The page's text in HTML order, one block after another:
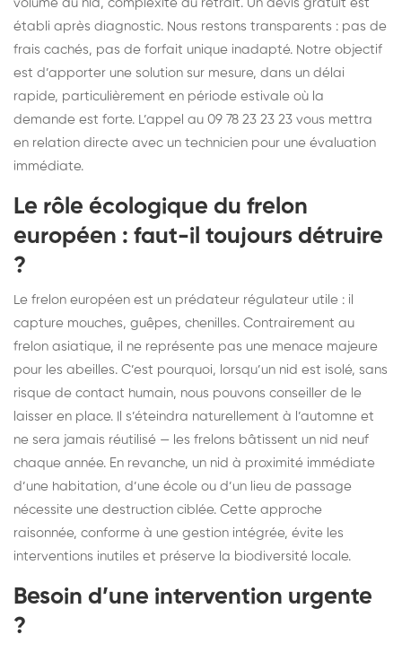
volume du nid, complexité du retrait. Un devis gratuit est
établi après diagnostic. Nous restons transparents : pas de
frais cachés, pas de forfait unique inadapté. Notre objectif
est d’apporter une solution sur mesure, dans un délai
rapide, particulièrement en période estivale où la
demande est forte. L’appel au 09 78 23 23 23 vous mettra
en relation directe avec un technicien pour une évaluation
immédiate.
Le rôle écologique du frelon
européen : faut-il toujours détruire
?
Le frelon européen est un prédateur régulateur utile : il
capture mouches, guêpes, chenilles. Contrairement au
frelon asiatique, il ne représente pas une menace majeure
pour les abeilles. C’est pourquoi, lorsqu’un nid est isolé, sans
risque de contact humain, nous pouvons conseiller de le
laisser en place. Il s’éteindra naturellement à l’automne et
ne sera jamais réutilisé — les frelons bâtissent un nid neuf
chaque année. En revanche, un nid à proximité immédiate
d’une habitation, d’une école ou d’un lieu de passage
nécessite une destruction ciblée. Cette approche
raisonnée, conforme à une gestion intégrée, évite les
interventions inutiles et préserve la biodiversité locale.
Besoin d’une intervention urgente
?